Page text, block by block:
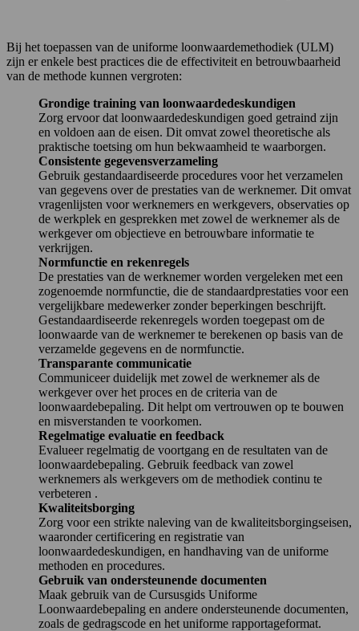
Bij het toepassen van de uniforme loonwaardemethodiek (ULM)
zijn er enkele best practices die de effectiviteit en betrouwbaarheid
van de methode kunnen vergroten:
Grondige training van loonwaardedeskundigen
Zorg ervoor dat loonwaardedeskundigen goed getraind zijn
en voldoen aan de eisen. Dit omvat zowel theoretische als
praktische toetsing om hun bekwaamheid te waarborgen.
Consistente gegevensverzameling
Gebruik gestandaardiseerde procedures voor het verzamelen
van gegevens over de prestaties van de werknemer. Dit omvat
vragenlijsten voor werknemers en werkgevers, observaties op
de werkplek en gesprekken met zowel de werknemer als de
werkgever om objectieve en betrouwbare informatie te
verkrijgen.
Normfunctie en rekenregels
De prestaties van de werknemer worden vergeleken met een
zogenoemde normfunctie, die de standaardprestaties voor een
vergelijkbare medewerker zonder beperkingen beschrijft.
Gestandaardiseerde rekenregels worden toegepast om de
loonwaarde van de werknemer te berekenen op basis van de
verzamelde gegevens en de normfunctie.
Transparante communicatie
Communiceer duidelijk met zowel de werknemer als de
werkgever over het proces en de criteria van de
loonwaardebepaling. Dit helpt om vertrouwen op te bouwen
en misverstanden te voorkomen.
Regelmatige evaluatie en feedback
Evalueer regelmatig de voortgang en de resultaten van de
loonwaardebepaling. Gebruik feedback van zowel
werknemers als werkgevers om de methodiek continu te
verbeteren .
Kwaliteitsborging
Zorg voor een strikte naleving van de kwaliteitsborgingseisen,
waaronder certificering en registratie van
loonwaardedeskundigen, en handhaving van de uniforme
methoden en procedures.
Gebruik van ondersteunende documenten
Maak gebruik van de Cursusgids Uniforme
Loonwaardebepaling en andere ondersteunende documenten,
zoals de gedragscode en het uniforme rapportageformat.